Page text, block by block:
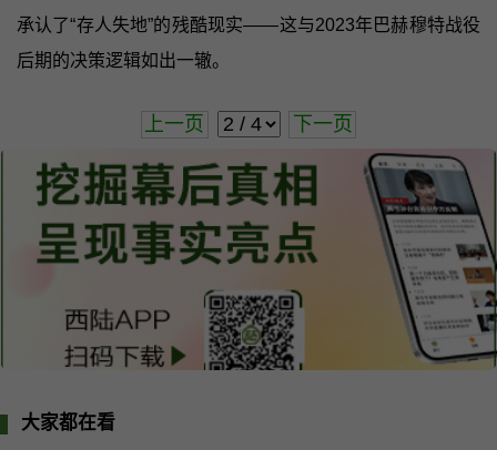
承认了“存人失地”的残酷现实——这与2023年巴赫穆特战役
后期的决策逻辑如出一辙。
上一页 下一页
大家都在看